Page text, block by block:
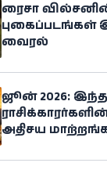
ரைசா வில்சனின்
வைரல்
ஜூன் 2026:
அதிசய
போகிறதாம்!